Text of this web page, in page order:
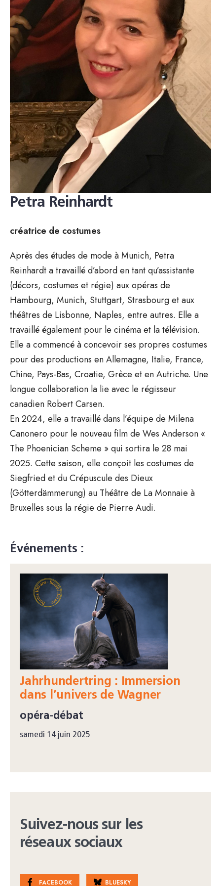
Petra Reinhardt
créatrice de costumes
Après des études de mode à Munich, Petra
Reinhardt a travaillé d’abord en tant qu’assistante
(décors, costumes et régie) aux opéras de
Hambourg, Munich, Stuttgart, Strasbourg et aux
théâtres de Lisbonne, Naples, entre autres. Elle a
travaillé également pour le cinéma et la télévision.
Elle a commencé à concevoir ses propres costumes
pour des productions en Allemagne, Italie, France,
Chine, Pays-Bas, Croatie, Grèce et en Autriche. Une
longue collaboration la lie avec le régisseur
canadien Robert Carsen.
En 2024, elle a travaillé dans l’équipe de Milena
Canonero pour le nouveau film de Wes Anderson «
The Phoenician Scheme » qui sortira le 28 mai
2025. Cette saison, elle conçoit les costumes de
Siegfried et du Crépuscule des Dieux
(Götterdämmerung) au Théâtre de La Monnaie à
Bruxelles sous la régie de Pierre Audi.
Événements :
Jahrhundertring : Immersion
dans l’univers de Wagner
opéra-débat
samedi 14 juin 2025
Suivez-nous sur les
réseaux sociaux
FACEBOOK BLUESKY